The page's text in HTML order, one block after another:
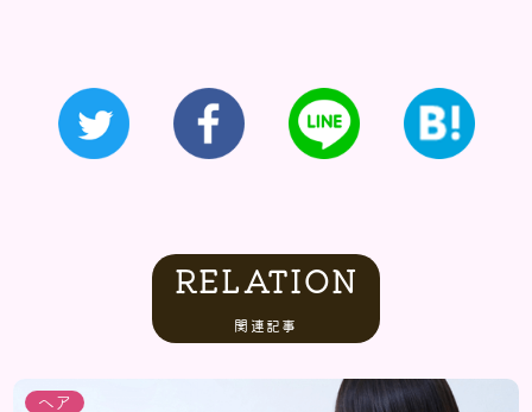
RELATION
関連記事
ヘア